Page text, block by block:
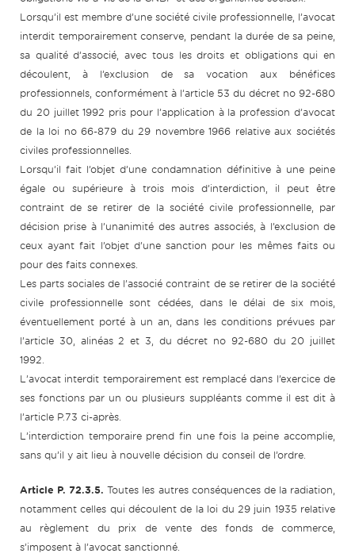
Lorsqu’il est membre d’une société civile professionnelle, l’avocat
interdit temporairement conserve, pendant la durée de sa peine,
sa qualité d’associé, avec tous les droits et obligations qui en
découlent, à l’exclusion de sa vocation aux bénéfices
professionnels, conformément à l’article 53 du décret no 92-680
du 20 juillet 1992 pris pour l’application à la profession d’avocat
de la loi no 66-879 du 29 novembre 1966 relative aux sociétés
civiles professionnelles.
Lorsqu’il fait l’objet d’une condamnation définitive à une peine
égale ou supérieure à trois mois d’interdiction, il peut être
contraint de se retirer de la société civile professionnelle, par
décision prise à l’unanimité des autres associés, à l’exclusion de
ceux ayant fait l’objet d’une sanction pour les mêmes faits ou
pour des faits connexes.
Les parts sociales de l’associé contraint de se retirer de la société
civile professionnelle sont cédées, dans le délai de six mois,
éventuellement porté à un an, dans les conditions prévues par
l’article 30, alinéas 2 et 3, du décret no 92-680 du 20 juillet
1992.
L’avocat interdit temporairement est remplacé dans l’exercice de
ses fonctions par un ou plusieurs suppléants comme il est dit à
l’article P.73 ci-après.
L’interdiction temporaire prend fin une fois la peine accomplie,
sans qu’il y ait lieu à nouvelle décision du conseil de l’ordre.
Article P. 72.3.5. Toutes les autres conséquences de la radiation,
notamment celles qui découlent de la loi du 29 juin 1935 relative
au règlement du prix de vente des fonds de commerce,
s’imposent à l’avocat sanctionné.